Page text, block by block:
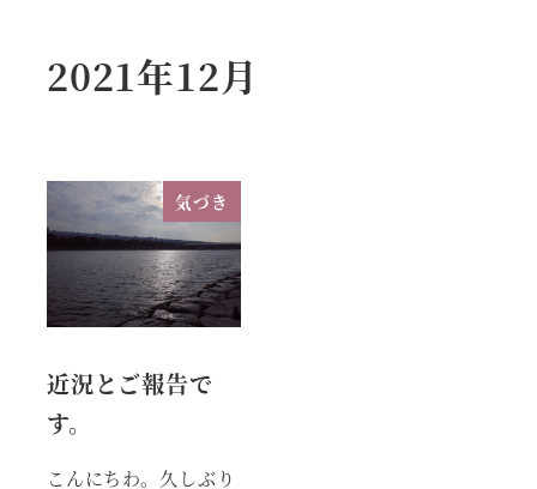
2021年12月
気づき
近況とご報告で
す。
こんにちわ。久しぶり